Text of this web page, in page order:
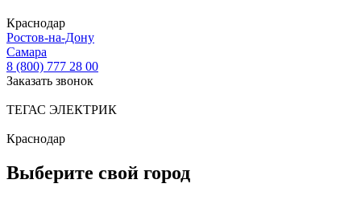
Краснодар
Ростов-на-Дону
Самара
8 (800) 777 28 00
Заказать звонок
ТЕГАС ЭЛЕКТРИК
Краснодар
Выберите свой город